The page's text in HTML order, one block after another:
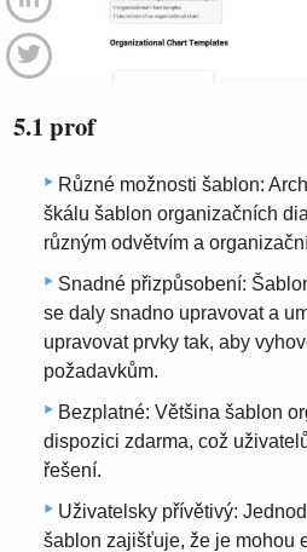
5.1 prof
Různé možnosti šablon:
škálu šablon organizačních
různým odvětvím a
Snadné přizpůsobení:
se daly snadno upravovat a
upravovat prvky tak, aby
požadavkům.
Bezplatné: Většina šablon
dispozici zdarma, což
řešení.
Uživatelsky přívětivý:
šablon zajišťuje, že je mohou